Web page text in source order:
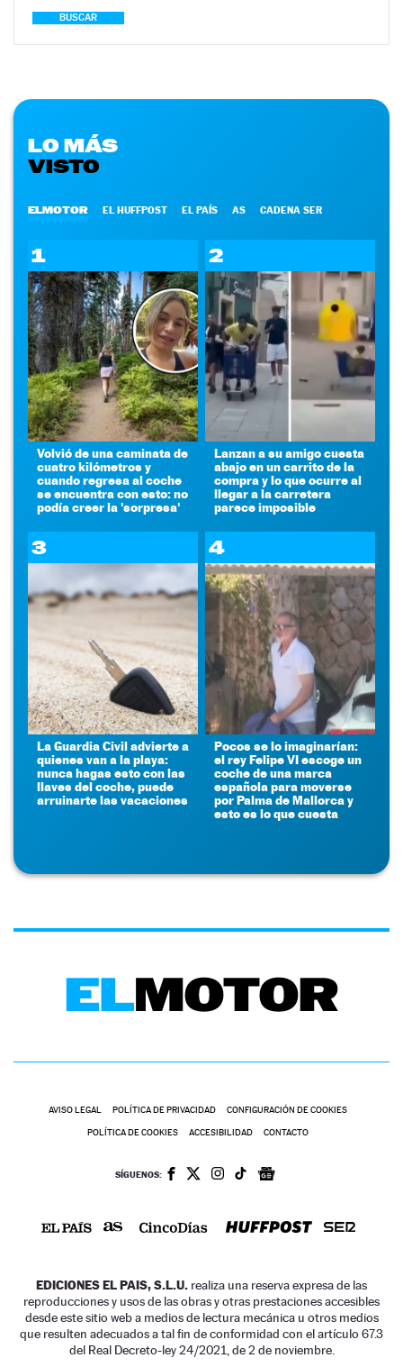
BUSCAR
LO MÁS
VISTO
ELMOTOR EL HUFFPOST EL PAÍS AS CADENA SER
1
Volvió de una caminata de
cuatro kilómetros y
cuando regresa al coche
se encuentra con esto: no
podía creer la 'sorpresa'
2
Lanzan a su amigo cuesta
abajo en un carrito de la
compra y lo que ocurre al
llegar a la carretera
parece imposible
3
La Guardia Civil advierte a
quienes van a la playa:
nunca hagas esto con las
llaves del coche, puede
arruinarte las vacaciones
4
Pocos se lo imaginarían:
el rey Felipe VI escoge un
coche de una marca
española para moverse
por Palma de Mallorca y
esto es lo que cuesta
AVISO LEGAL POLÍTICA DE PRIVACIDAD CONFIGURACIÓN DE COOKIES
POLÍTICA DE COOKIES ACCESIBILIDAD CONTACTO
SÍGUENOS:
EDICIONES EL PAIS, S.L.U. realiza una reserva expresa de las
reproducciones y usos de las obras y otras prestaciones accesibles
desde este sitio web a medios de lectura mecánica u otros medios
que resulten adecuados a tal fin de conformidad con el artículo 67.3
del Real Decreto-ley 24/2021, de 2 de noviembre.